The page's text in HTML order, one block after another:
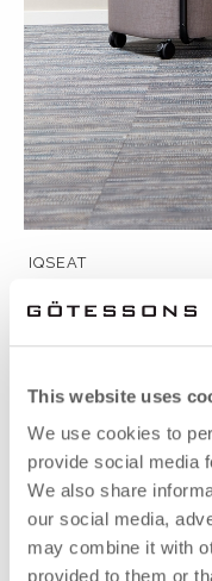
This website uses
We use cookies to
provide social media
We also share
our social media,
may combine it with
provided to them or
IQSEAT
Ab 1,048.51 EUR